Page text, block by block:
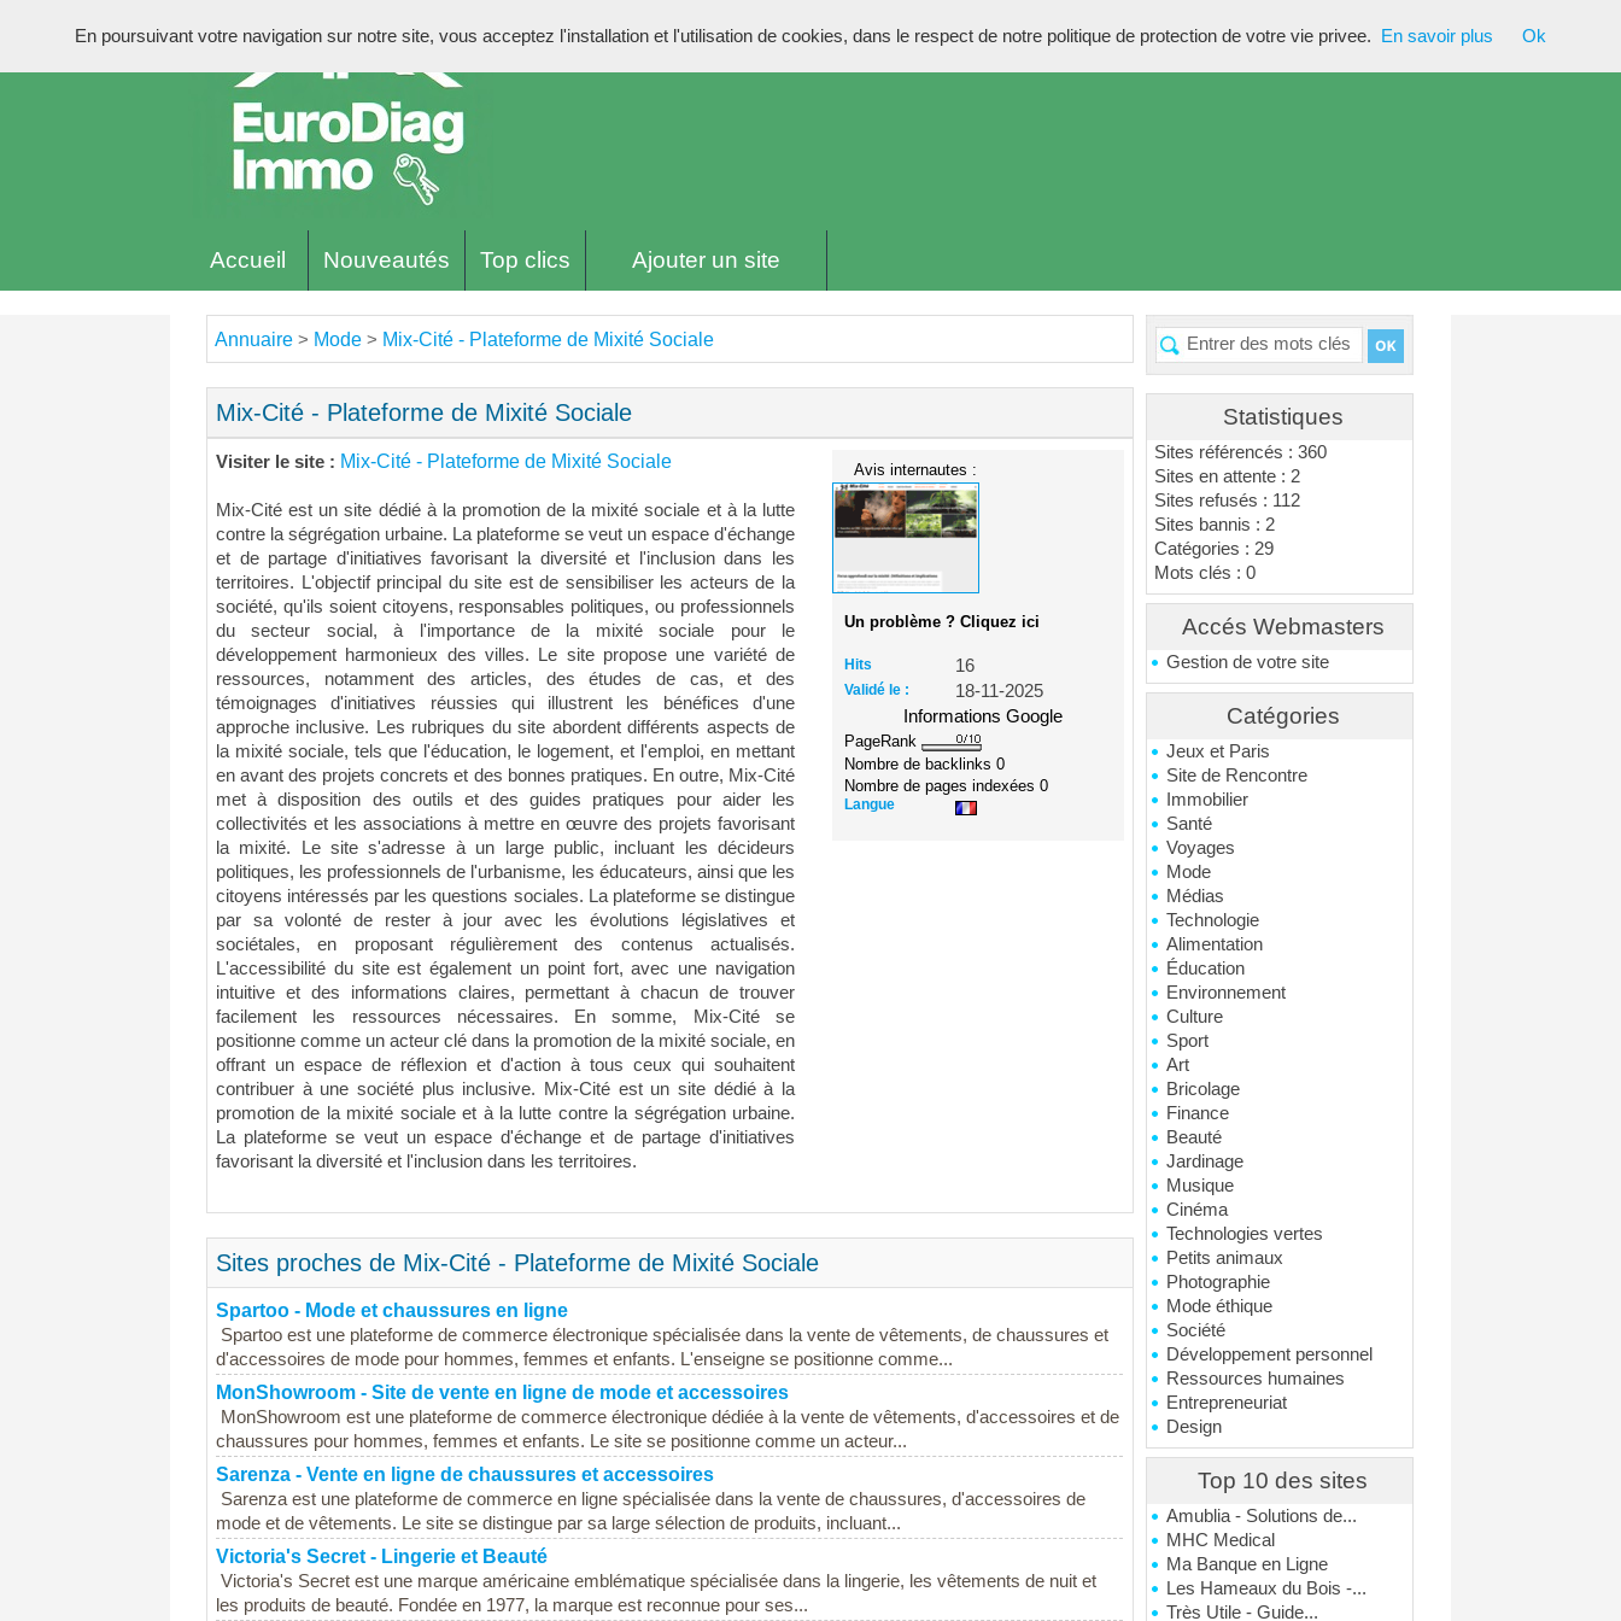
Accueil Nouveautés Top clics Ajouter un site
Statistiques
Sites référencés : 360
Sites en attente : 2
Sites refusés : 112
Sites bannis : 2
Catégories : 29
Mots clés : 0
Accés Webmasters
Gestion de votre site
Catégories
Jeux et Paris
Site de Rencontre
Immobilier
Santé
Voyages
Mode
Médias
Technologie
Alimentation
Éducation
Environnement
Culture
Sport
Art
Bricolage
Finance
Beauté
Jardinage
Musique
Cinéma
Technologies vertes
Petits animaux
Photographie
Mode éthique
Société
Développement personnel
Ressources humaines
Entrepreneuriat
Design
Top 10 des sites
Amublia - Solutions de...
MHC Medical
Ma Banque en Ligne
Les Hameaux du Bois -...
Très Utile - Guide...
Annuaire > Mode > Mix-Cité - Plateforme de Mixité Sociale
Mix-Cité - Plateforme de Mixité Sociale
Visiter le site : Mix-Cité - Plateforme de Mixité Sociale
Mix-Cité est un site dédié à la promotion de la mixité sociale et à la lutte
contre la ségrégation urbaine. La plateforme se veut un espace d'échange
et de partage d'initiatives favorisant la diversité et l'inclusion dans les
territoires. L'objectif principal du site est de sensibiliser les acteurs de la
société, qu'ils soient citoyens, responsables politiques, ou professionnels
du secteur social, à l'importance de la mixité sociale pour le
développement harmonieux des villes. Le site propose une variété de
ressources, notamment des articles, des études de cas, et des
témoignages d'initiatives réussies qui illustrent les bénéfices d'une
approche inclusive. Les rubriques du site abordent différents aspects de
la mixité sociale, tels que l'éducation, le logement, et l'emploi, en mettant
en avant des projets concrets et des bonnes pratiques. En outre, Mix-Cité
met à disposition des outils et des guides pratiques pour aider les
collectivités et les associations à mettre en œuvre des projets favorisant
la mixité. Le site s'adresse à un large public, incluant les décideurs
politiques, les professionnels de l'urbanisme, les éducateurs, ainsi que les
citoyens intéressés par les questions sociales. La plateforme se distingue
par sa volonté de rester à jour avec les évolutions législatives et
sociétales, en proposant régulièrement des contenus actualisés.
L'accessibilité du site est également un point fort, avec une navigation
intuitive et des informations claires, permettant à chacun de trouver
facilement les ressources nécessaires. En somme, Mix-Cité se
positionne comme un acteur clé dans la promotion de la mixité sociale, en
offrant un espace de réflexion et d'action à tous ceux qui souhaitent
contribuer à une société plus inclusive. Mix-Cité est un site dédié à la
promotion de la mixité sociale et à la lutte contre la ségrégation urbaine.
La plateforme se veut un espace d'échange et de partage d'initiatives
favorisant la diversité et l'inclusion dans les territoires.
Avis internautes :
Un problème ? Cliquez ici
Hits 16
Validé le :
18-11-2025
Informations Google
PageRank
Nombre de backlinks0
Nombre de pages indexées0
Langue
Sites proches de Mix-Cité - Plateforme de Mixité Sociale
Spartoo - Mode et chaussures en ligne
Spartoo est une plateforme de commerce électronique spécialisée dans la vente de vêtements, de chaussures et
d'accessoires de mode pour hommes, femmes et enfants. L'enseigne se positionne comme...
MonShowroom - Site de vente en ligne de mode et accessoires
MonShowroom est une plateforme de commerce électronique dédiée à la vente de vêtements, d'accessoires et de
chaussures pour hommes, femmes et enfants. Le site se positionne comme un acteur...
Sarenza - Vente en ligne de chaussures et accessoires
Sarenza est une plateforme de commerce en ligne spécialisée dans la vente de chaussures, d'accessoires de
mode et de vêtements. Le site se distingue par sa large sélection de produits, incluant...
Victoria's Secret - Lingerie et Beauté
Victoria's Secret est une marque américaine emblématique spécialisée dans la lingerie, les vêtements de nuit et
les produits de beauté. Fondée en 1977, la marque est reconnue pour ses...
En poursuivant votre navigation sur notre site, vous acceptez l'installation et l'utilisation de cookies, dans le respect de notre politique de protection de votre vie privee. En savoir plus Ok